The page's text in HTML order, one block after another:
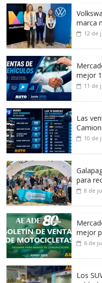
marca
12 de
mejor
11 de
Las
10 de
para
8 de
mejor
6 de
Los